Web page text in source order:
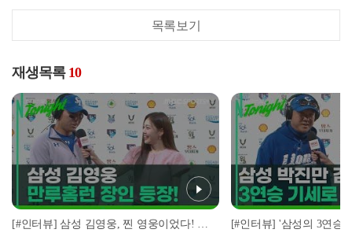
목록보기
재생목록 10
[#인터뷰] 삼성 김영웅, 찐 영웅이었다! 통산 두 번째 만루홈런 폭발 I #베이스볼투나잇 2025.03.25